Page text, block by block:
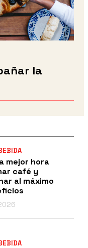
la
mejor hora
café y
al máximo